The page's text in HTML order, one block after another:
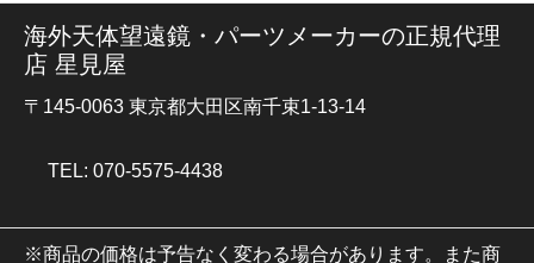
海外天体望遠鏡・パーツメーカーの正規代理
店 星見屋
〒145-0063 東京都大田区南千束1-13-14
TEL: 070-5575-4438
※商品の価格は予告なく変わる場合があります。また商